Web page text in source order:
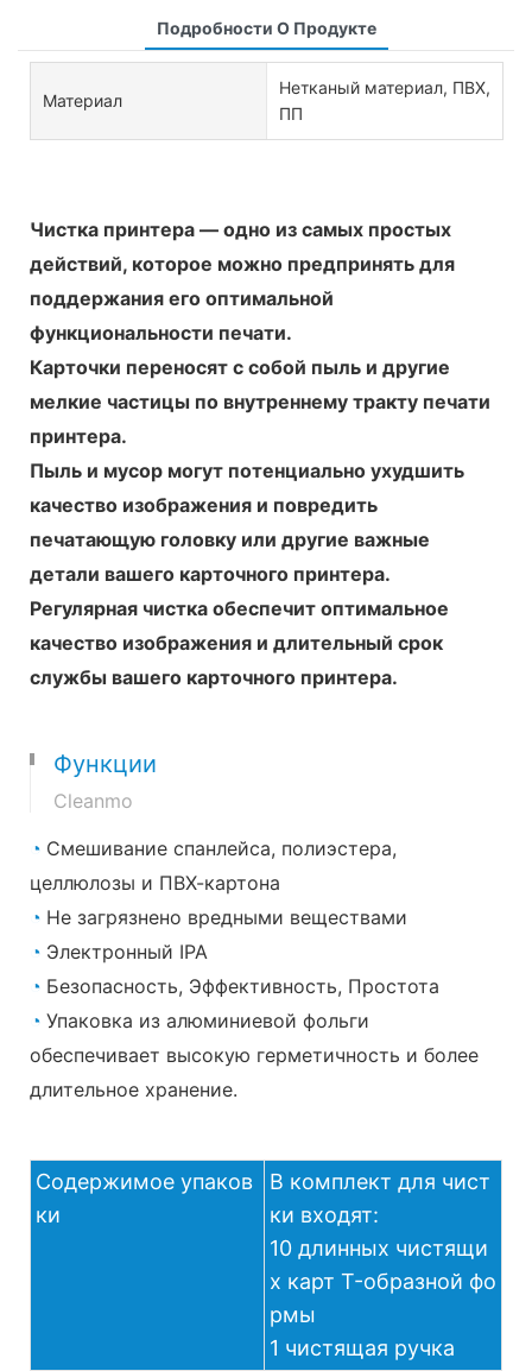
Подробности О Продукте
Материал
Нетканый материал, ПВХ,
ПП
Чистка принтера — одно из самых простых
действий, которое можно предпринять для
поддержания его оптимальной
функциональности печати.
Карточки переносят с собой пыль и другие
мелкие частицы по внутреннему тракту печати
принтера.
Пыль и мусор могут потенциально ухудшить
качество изображения и повредить
печатающую головку или другие важные
детали вашего карточного принтера.
Регулярная чистка обеспечит оптимальное
качество изображения и длительный срок
службы вашего карточного принтера.
Функции
Cleanmo
◔ Смешивание спанлейса, полиэстера,
целлюлозы и ПВХ-картона
◔ Не загрязнено вредными веществами
◔ Электронный IPA
◔ Безопасность, Эффективность, Простота
◔ Упаковка из алюминиевой фольги
обеспечивает высокую герметичность и более
длительное хранение.
Содержимое упаков
ки
В комплект для чист
ки входят:
10 длинных чистящи
х карт T-образной фо
рмы
1 чистящая ручка